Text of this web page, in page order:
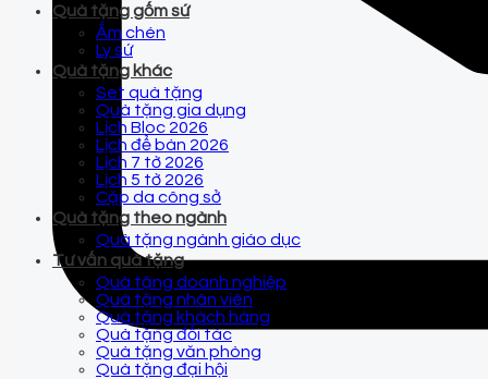
Quà tặng gốm sứ
Ấm chén
Ly sứ
Quà tặng khác
Set quà tặng
Quà tặng gia dụng
Lịch Bloc 2026
Lịch để bàn 2026
Lịch 7 tờ 2026
Lịch 5 tờ 2026
Cặp da công sở
Quà tặng theo ngành
Quà tặng ngành giáo dục
Tư vấn quà tặng
Quà tặng doanh nghiệp
Quà tặng nhân viên
Quà tặng khách hàng
Quà tặng đối tác
Quà tặng văn phòng
Quà tặng đại hội